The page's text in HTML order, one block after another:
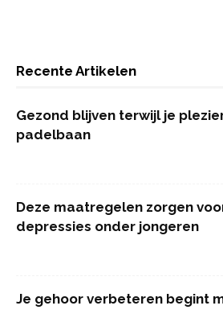
Recente Artikelen
Gezond blijven terwijl je
padelbaan
Deze maatregelen zorgen
depressies onder jongeren
Je gehoor verbeteren begint